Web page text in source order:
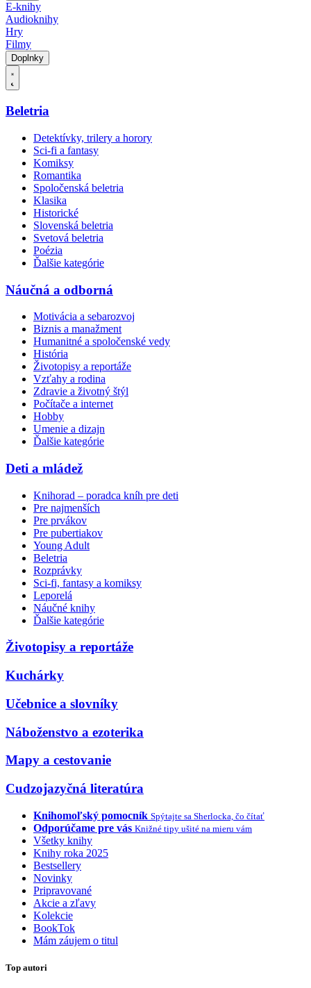
E-knihy
Audioknihy
Hry
Filmy
Doplnky
Beletria
Detektívky, trilery a horory
Sci-fi a fantasy
Komiksy
Romantika
Spoločenská beletria
Klasika
Historické
Slovenská beletria
Svetová beletria
Poézia
Ďalšie kategórie
Náučná a odborná
Motivácia a sebarozvoj
Biznis a manažment
Humanitné a spoločenské vedy
História
Životopisy a reportáže
Vzťahy a rodina
Zdravie a životný štýl
Počítače a internet
Hobby
Umenie a dizajn
Ďalšie kategórie
Deti a mládež
Knihorad – poradca kníh pre deti
Pre najmenších
Pre prvákov
Pre pubertiakov
Young Adult
Beletria
Rozprávky
Sci-fi, fantasy a komiksy
Leporelá
Náučné knihy
Ďalšie kategórie
Životopisy a reportáže
Kuchárky
Učebnice a slovníky
Náboženstvo a ezoterika
Mapy a cestovanie
Cudzojazyčná literatúra
Knihomoľský pomocník Spýtajte sa Sherlocka, čo čítať
Odporúčame pre vás Knižné tipy ušité na mieru vám
Všetky knihy
Knihy roka 2025
Bestsellery
Novinky
Pripravované
Akcie a zľavy
Kolekcie
BookTok
Mám záujem o titul
Top autori